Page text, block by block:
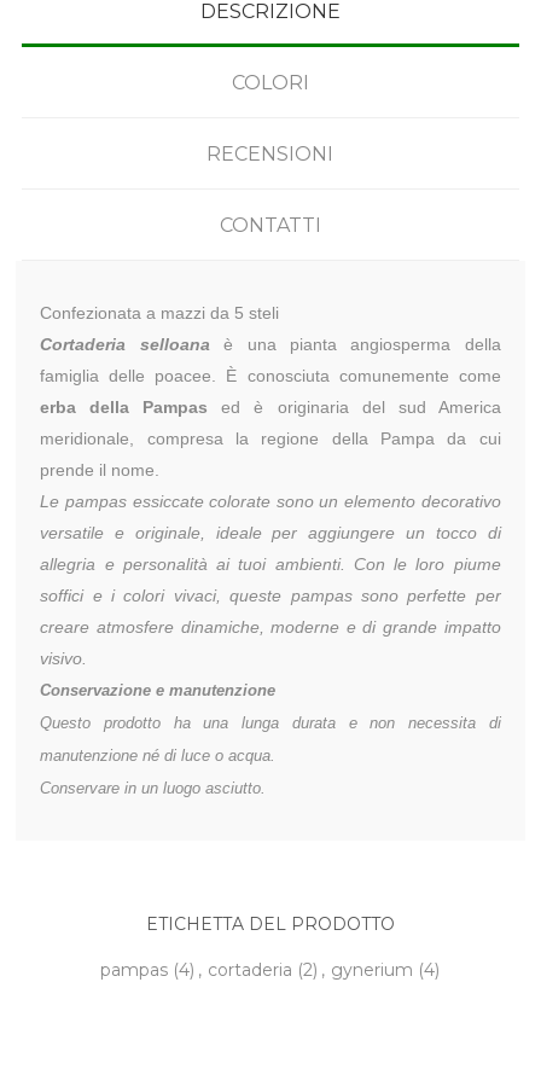
DESCRIZIONE
COLORI
RECENSIONI
CONTATTI
Confezionata a mazzi da 5 steli
Cortaderia selloana è una pianta angiosperma della
famiglia delle poacee. È conosciuta comunemente come
erba della Pampas ed è originaria del sud America
meridionale, compresa la regione della Pampa da cui
prende il nome.
Le pampas essiccate colorate sono un elemento decorativo
versatile e originale, ideale per aggiungere un tocco di
allegria e personalità ai tuoi ambienti. Con le loro piume
soffici e i colori vivaci, queste pampas sono perfette per
creare atmosfere dinamiche, moderne e di grande impatto
visivo.
Conservazione e manutenzione
Questo prodotto ha una lunga durata e non necessita di
manutenzione né di luce o acqua.
Conservare in un luogo asciutto.
ETICHETTA DEL PRODOTTO
pampas (4) , cortaderia (2) , gynerium (4)